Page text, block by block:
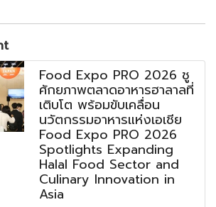
Food Expo PRO 2026 ชู
ศักยภาพตลาดอาหารฮาลาลที่
เติบโต พร้อมขับเคลื่อน
นวัตกรรมอาหารแห่งเอเชีย
Food Expo PRO 2026
Spotlights Expanding
Halal Food Sector and
Culinary Innovation in
Asia